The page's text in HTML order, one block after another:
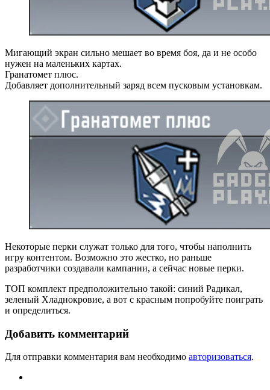
Мигающий экран сильно мешает во время боя, да и не особо
нужен на маленьких картах.
Гранатомет плюс.
Добавляет дополнительный заряд всем пусковым установкам.
Некоторые перки служат только для того, чтобы наполнить
игру контентом. Возможно это жестко, но раньше
разработчики создавали кампании, а сейчас новые перки.
ТОП комплект предположительно такой: синий Радикал,
зеленый Хладнокровие, а вот с красным попробуйте поиграть
и определиться.
Добавить комментарий
Для отправки комментария вам необходимо авторизоваться.